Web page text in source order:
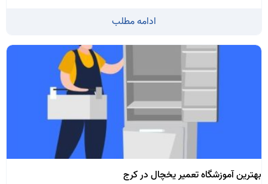
ادامه مطلب
بهترین آموزشگاه تعمیر یخچال در کرج